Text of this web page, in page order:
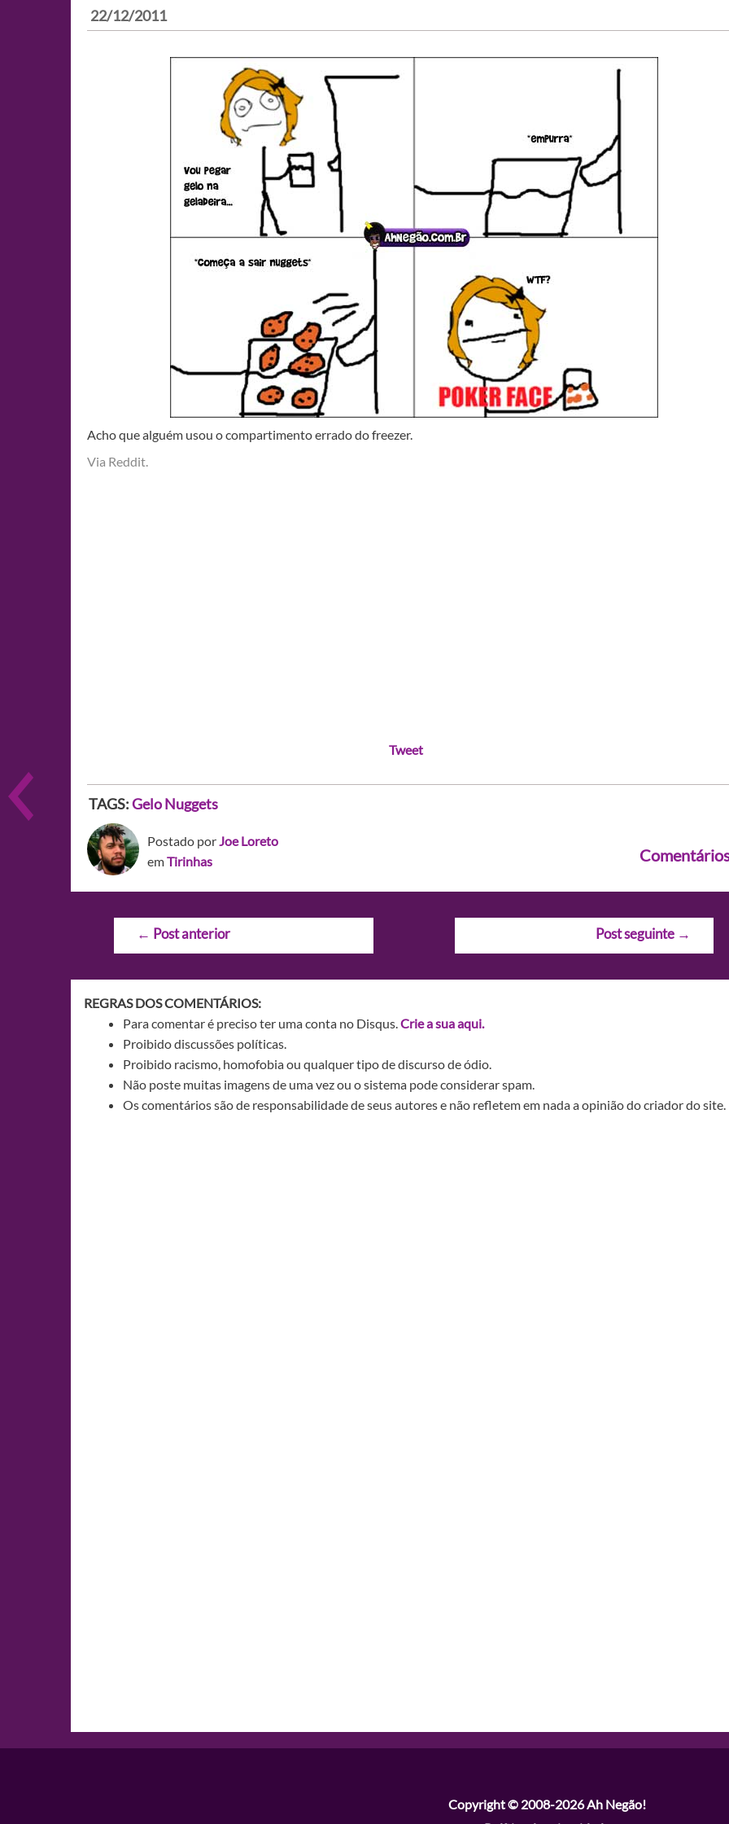
22/12/2011
Acho que alguém usou o compartimento errado do freezer.
Via Reddit.
Tweet
TAGS:GeloNuggets
Postado porJoe Loreto
emTirinhas
Navegação
← Post anterior Post seguinte →
REGRAS DOS COMENTÁRIOS:
Para comentar é preciso ter uma conta no Disqus.Crie a sua aqui.
Proibido discussões políticas.
Proibido racismo, homofobia ou qualquer tipo de discurso de ódio.
Não poste muitas imagens de uma vez ou o sistema pode considerar spam.
Os comentários são de responsabilidade de seus autores e não refletem em nada a opinião do criador do site.
Copyright © 2008-2026Ah Negão!